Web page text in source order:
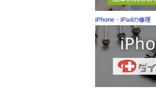
iPhone・iPadの修理